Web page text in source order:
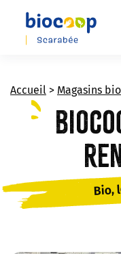
Skip
content
Accueil > Magasins bio
Bio,